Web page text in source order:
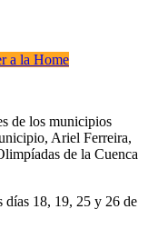
a la Home
de los municipios
Ariel Ferreira,
de la Cuenca
días 18, 19, 25 y 26 de